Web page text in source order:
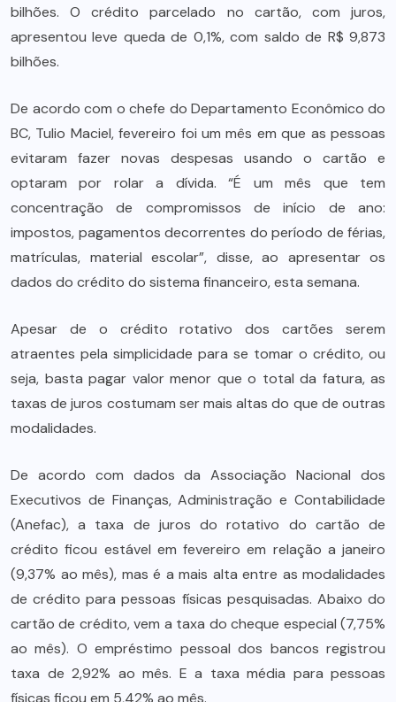
bilhões. O crédito parcelado no cartão, com juros,
apresentou leve queda de 0,1%, com saldo de R$ 9,873
bilhões.
De acordo com o chefe do Departamento Econômico do
BC, Tulio Maciel, fevereiro foi um mês em que as pessoas
evitaram fazer novas despesas usando o cartão e
optaram por rolar a dívida. “É um mês que tem
concentração de compromissos de início de ano:
impostos, pagamentos decorrentes do período de férias,
matrículas, material escolar”, disse, ao apresentar os
dados do crédito do sistema financeiro, esta semana.
Apesar de o crédito rotativo dos cartões serem
atraentes pela simplicidade para se tomar o crédito, ou
seja, basta pagar valor menor que o total da fatura, as
taxas de juros costumam ser mais altas do que de outras
modalidades.
De acordo com dados da Associação Nacional dos
Executivos de Finanças, Administração e Contabilidade
(Anefac), a taxa de juros do rotativo do cartão de
crédito ficou estável em fevereiro em relação a janeiro
(9,37% ao mês), mas é a mais alta entre as modalidades
de crédito para pessoas físicas pesquisadas. Abaixo do
cartão de crédito, vem a taxa do cheque especial (7,75%
ao mês). O empréstimo pessoal dos bancos registrou
taxa de 2,92% ao mês. E a taxa média para pessoas
físicas ficou em 5,42% ao mês.